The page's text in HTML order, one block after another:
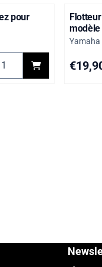
350LC
pour
la quantité pour
modèle
Marque :
Yamaha
Prix: